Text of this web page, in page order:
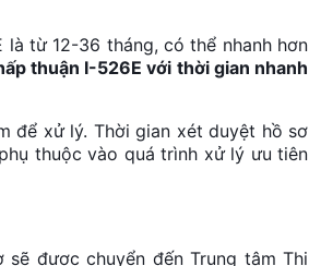
từ 12-36 tháng, có thể nhanh hơn
thuận I-526E với thời gian nhanh
để xử lý. Thời gian xét duyệt hồ sơ
thuộc vào quá trình xử lý ưu tiên
được chuyển đến Trung tâm Thị